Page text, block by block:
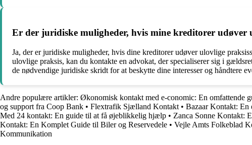
Er der juridiske muligheder, hvis mine kreditorer
Ja, der er juridiske muligheder, hvis dine kreditorer udøver ulovlige
ulovlige praksis, kan du kontakte en advokat, der specialiserer sig i
de nødvendige juridiske skridt for at beskytte dine interesser og håndtere
Andre populære artikler: Økonomisk kontakt med e-conomic: En omfattende
og support fra Coop Bank • Flextrafik Sjælland Kontakt • Bazaar Kontakt: En
Med 24 kontakt: En guide til at få øjeblikkelig hjælp • Zanca Sonne Kontakt:
Kontakt: En Komplet Guide til Biler og Reservedele • Vejle Amts Folkeblad
Kommunikation